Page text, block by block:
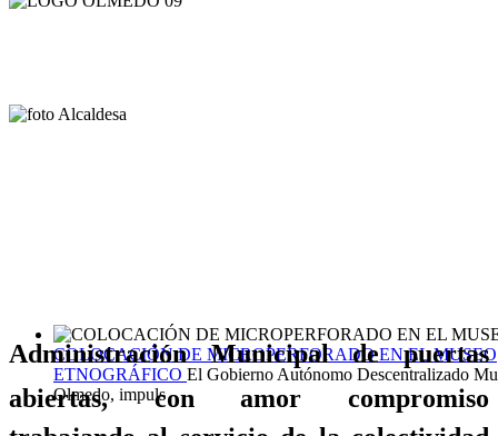
COLOCACIÓN DE MICROPERFORADO EN EL MUSEO
ETNOGRÁFICO El Gobierno Autónomo Descentralizado
Olmedo, impuls
Administración Municipal de puertas
abiertas, con amor compromiso